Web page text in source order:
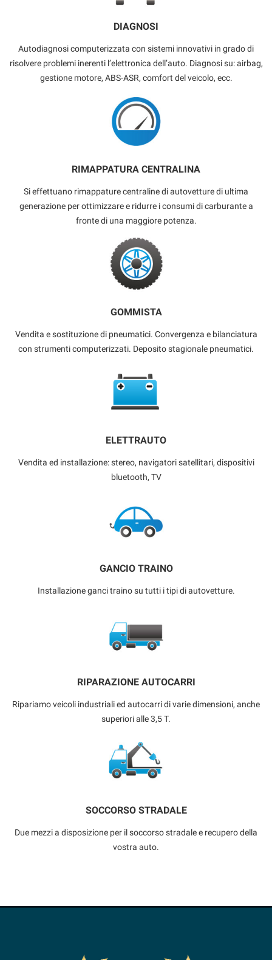
DIAGNOSI
Autodiagnosi computerizzata con sistemi innovativi in grado di
risolvere problemi inerenti l’elettronica dell’auto. Diagnosi su: airbag,
gestione motore, ABS-ASR, comfort del veicolo, ecc.
RIMAPPATURA CENTRALINA
Si effettuano rimappature centraline di autovetture di ultima
generazione per ottimizzare e ridurre i consumi di carburante a
fronte di una maggiore potenza.
GOMMISTA
Vendita e sostituzione di pneumatici. Convergenza e bilanciatura
con strumenti computerizzati. Deposito stagionale pneumatici.
ELETTRAUTO
Vendita ed installazione: stereo, navigatori satellitari, dispositivi
bluetooth, TV
GANCIO TRAINO
Installazione ganci traino su tutti i tipi di autovetture.
RIPARAZIONE AUTOCARRI
Ripariamo veicoli industriali ed autocarri di varie dimensioni, anche
superiori alle 3,5 T.
SOCCORSO STRADALE
Due mezzi a disposizione per il soccorso stradale e recupero della
vostra auto.